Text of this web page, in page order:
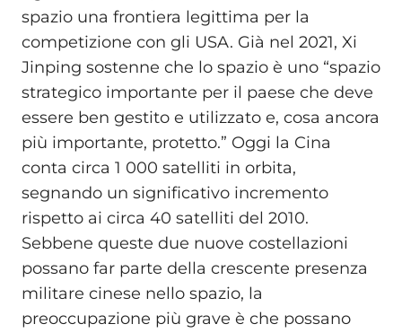
spazio una frontiera legittima per la
competizione con gli USA. Già nel 2021, Xi
Jinping sostenne che lo spazio è uno “spazio
strategico importante per il paese che deve
essere ben gestito e utilizzato e, cosa ancora
più importante, protetto.” Oggi la Cina
conta circa 1 000 satelliti in orbita,
segnando un significativo incremento
rispetto ai circa 40 satelliti del 2010.
Sebbene queste due nuove costellazioni
possano far parte della crescente presenza
militare cinese nello spazio, la
preoccupazione più grave è che possano